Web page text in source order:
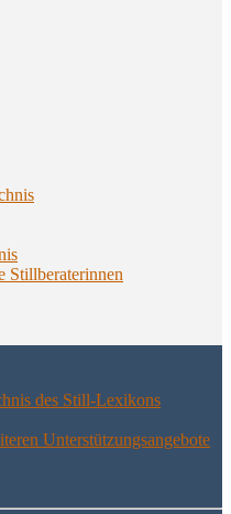
Stillberaterinnen
des Still-Lexikons
Unter­stüt­zungs­an­ge­bo­te